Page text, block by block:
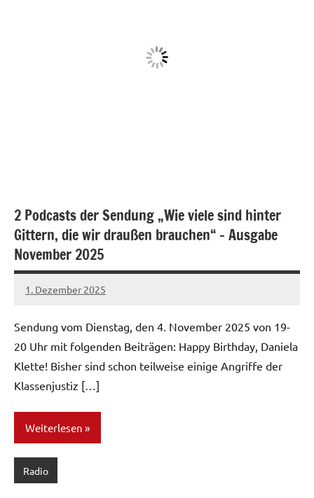
2 Podcasts der Sendung „Wie viele sind hinter
Gittern, die wir draußen brauchen“ – Ausgabe
November 2025
1. Dezember 2025
network
Sendung vom Dienstag, den 4. November 2025 von 19-
20 Uhr mit folgenden Beiträgen: Happy Birthday, Daniela
Klette! Bisher sind schon teilweise einige Angriffe der
Klassenjustiz […]
Weiterlesen
Radio